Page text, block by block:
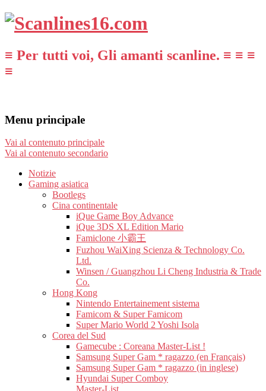
≡ Per tutti voi, Gli amanti scanline. ≡ ≡ ≡
≡
Menu principale
Vai al contenuto principale
Vai al contenuto secondario
Notizie
Gaming asiatica
Bootlegs
Cina continentale
iQue Game Boy Advance
iQue 3DS XL Edition Mario
Famiclone 小霸王
Fuzhou WaiXing Scienza & Technology Co.
Ltd.
Winsen / Guangzhou Li Cheng Industria & Trade
Co.
Hong Kong
Nintendo Entertainement sistema
Famicom & Super Famicom
Super Mario World 2 Yoshi Isola
Corea del Sud
Gamecube : Coreana Master-List !
Samsung Super Gam * ragazzo (en Français)
Samsung Super Gam * ragazzo (in inglese)
Hyundai Super Comboy